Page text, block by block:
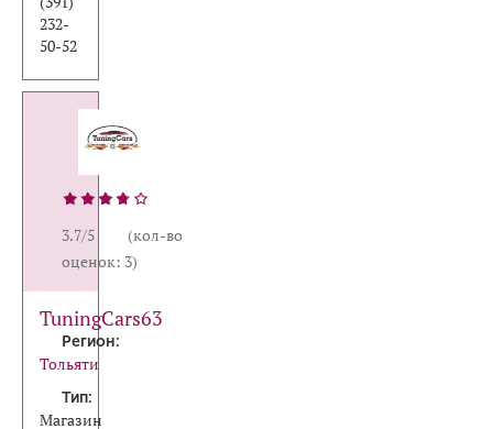
232-
50-52
3.7/5 (кол-во
оценок: 3)
TuningCars63
Регион:
Тольяти
Тип:
Магазин